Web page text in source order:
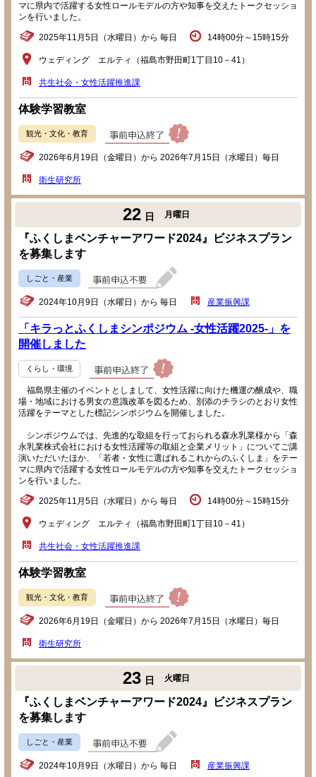
マに県内で活躍する女性ロールモデルの方や知事を交えたトークセッショ
ンを行いました。
2025年11月5日（水曜日）から 毎日 14時00分～15時15分
ウェディング エルティ（福島市野田町1丁目10－41）
共生社会・女性活躍推進課
体験学習教室
観光・文化・教育
2026年6月19日（金曜日）から 2026年7月15日（水曜日）毎日
衛生研究所
22 日 月曜日
『ふくしまベンチャーアワード2024』ビジネスプラン
を募集します
しごと・産業
2024年10月9日（水曜日）から 毎日 産業振興課
「キラっとふくしまシンポジウム -女性活躍2025-」を
開催しました
くらし・環境
福島県主催のイベントとしまして、女性活躍に向けた機運の醸成や、職
場・地域における男女の意識改革を図るため、別添のチラシのとおり女性
活躍をテーマとした標記シンポジウムを開催しました。
シンポジウムでは、先進的な取組を行っておられる森永乳業様から「森
永乳業株式会社における女性活躍等の取組と企業メリット」についてご講
演いただいたほか、「若者・女性に選ばれるこれからのふくしま」をテー
マに県内で活躍する女性ロールモデルの方や知事を交えたトークセッショ
ンを行いました。
2025年11月5日（水曜日）から 毎日 14時00分～15時15分
ウェディング エルティ（福島市野田町1丁目10－41）
共生社会・女性活躍推進課
体験学習教室
観光・文化・教育
2026年6月19日（金曜日）から 2026年7月15日（水曜日）毎日
衛生研究所
23 日 火曜日
『ふくしまベンチャーアワード2024』ビジネスプラン
を募集します
しごと・産業
2024年10月9日（水曜日）から 毎日 産業振興課